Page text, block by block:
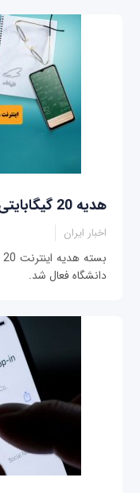
هدیه 20 گیگابایتی استادان همراه اولی فعال شد
اخبار ایران
دانشگاه فعال شد.